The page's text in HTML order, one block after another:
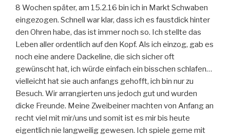
8 Wochen später, am 15.2.16 bin ich in Markt Schwaben
eingezogen. Schnell war klar, dass ich es faustdick hinter
den Ohren habe, das ist immer noch so. Ich stellte das
Leben aller ordentlich auf den Kopf. Als ich einzog, gab es
noch eine andere Dackeline, die sich sicher oft
gewünscht hat, ich würde einfach ein bisschen schlafen…
vielleicht hat sie auch anfangs gehofft, ich bin nur zu
Besuch. Wir arrangierten uns jedoch gut und wurden
dicke Freunde. Meine Zweibeiner machten von Anfang an
recht viel mit mir/uns und somit ist es mir bis heute
eigentlich nie langweilig gewesen. Ich spiele gerne mit